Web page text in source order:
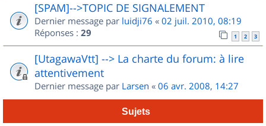
[SPAM]-->TOPIC DE SIGNALEMENT
Dernier message par luidji76 « 02 juil. 2010, 08:19
Réponses : 29 1 2 3
[UtagawaVtt] --> La charte du forum: à lire
attentivement
Dernier message par Larsen « 06 avr. 2008, 14:27
Sujets